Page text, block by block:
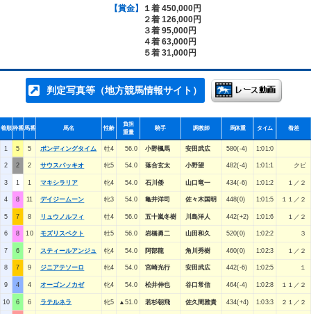
【賞金】
１着 450,000円
２着 126,000円
３着 95,000円
４着 63,000円
５着 31,000円
判定写真等（地方競馬情報サイト）
着順枠番馬番 馬名 性齢
負担
重量
騎手 調教師 馬体重 タイム 着差
1 5 5 ボンディングタイム 牡4 56.0 小野楓馬 安田武広 580(-4) 1:01:0
2 2 2 サウスパッキオ 牝5 54.0 落合玄太 小野望 482(-4) 1:01:1 クビ
3 1 1 マキシラリア 牝4 54.0 石川倭 山口竜一 434(-6) 1:01:2 １／２
4 8 11 デイジームーン 牝3 54.0 亀井洋司 佐々木国明 448(0) 1:01:5 １１／２
5 7 8 リュウノルフィ 牡4 56.0 五十嵐冬樹 川島洋人 442(+2) 1:01:6 １／２
6 8 10 モズリスペクト 牡5 56.0 岩橋勇二 山田和久 520(0) 1:02:2 ３
7 6 7 スティールアンジュ 牝4 54.0 阿部龍 角川秀樹 460(0) 1:02:3 １／２
8 7 9 ジニアテソーロ 牝4 54.0 宮崎光行 安田武広 442(-6) 1:02:5 １
9 4 4 オーゴンノカゼ 牝4 54.0 松井伸也 谷口常信 464(-4) 1:02:8 １１／２
10 6 6 ラテルネラ 牝5 ▲51.0 若杉朝飛 佐久間雅貴 434(+4) 1:03:3 ２１／２